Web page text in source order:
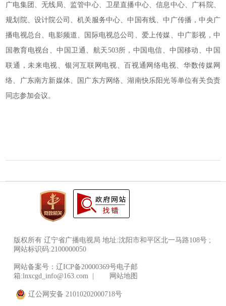
广电集团、无线局、监管中心、卫星直播中心、信息中心、广科院、
规划院、设计院公司、机关服务中心、中国有线、中广传播，中央广
播电视总台、电影频道、国际电视总公司、爱上传媒、中广影视，中
国教育电视台、中国卫通、航天503所，中国电信、中国移动、中国
联通，未来电视、银河互联网电视、百视通网络电视、华数传媒网
络、广东南方新媒体、国广东方网络、湖南快乐阳光等单位有关负责
同志参加会议。
版权所有 辽宁省广播电视局 地址:沈阳市和平区北一马路108号 ;
网站标识码:2100000050
网站备案号：辽ICP备20000369号电子邮
箱:lnxcgd_info@163.com |
网站地图
辽公网安备 21010202000718号